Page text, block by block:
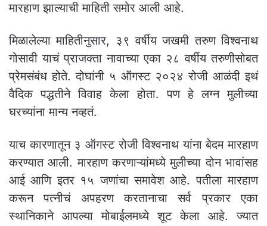
मारहाण झाल्याची माहिती समोर आली आहे.
मिळालेल्या माहितीनुसार, ३९ वर्षीय जखमी तरुण विश्वनाथ
गोसावी याचं प्राजक्ता नावाच्या एका २८ वर्षीय तरुणीसोबत
प्रेमसंबंध होते. दोघांनी ५ ऑगस्ट २०२४ रोजी आळंदी इथं
वैदिक पद्धतीने विवाह केला होता. पण हे लग्न मुलीच्या
घरच्यांना मान्य नव्हतं.
याच कारणातून ३ ऑगस्ट रोजी विश्वनाथ यांना बेदम मारहाण
करण्यात आली. मारहाण करणाऱ्यांमध्ये मुलीच्या दोन भावांसह
आई आणि इतर १५ जणांचा समावेश आहे. पतीला मारहाण
करून पत्नीचं अपहरण करतानाचा सर्व प्रकार एका
स्थानिकाने आपल्या मोबाईलमध्ये शूट केला आहे. ज्यात